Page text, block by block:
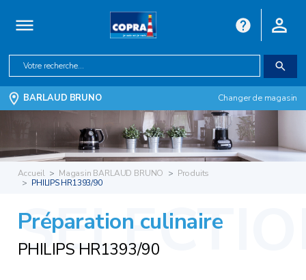
BARLAUD BRUNO Changer de magasin
Accueil Magasin BARLAUD BRUNO
Produits
PHILIPS HR1393/90
Préparation culinaire
PHILIPS HR1393/90